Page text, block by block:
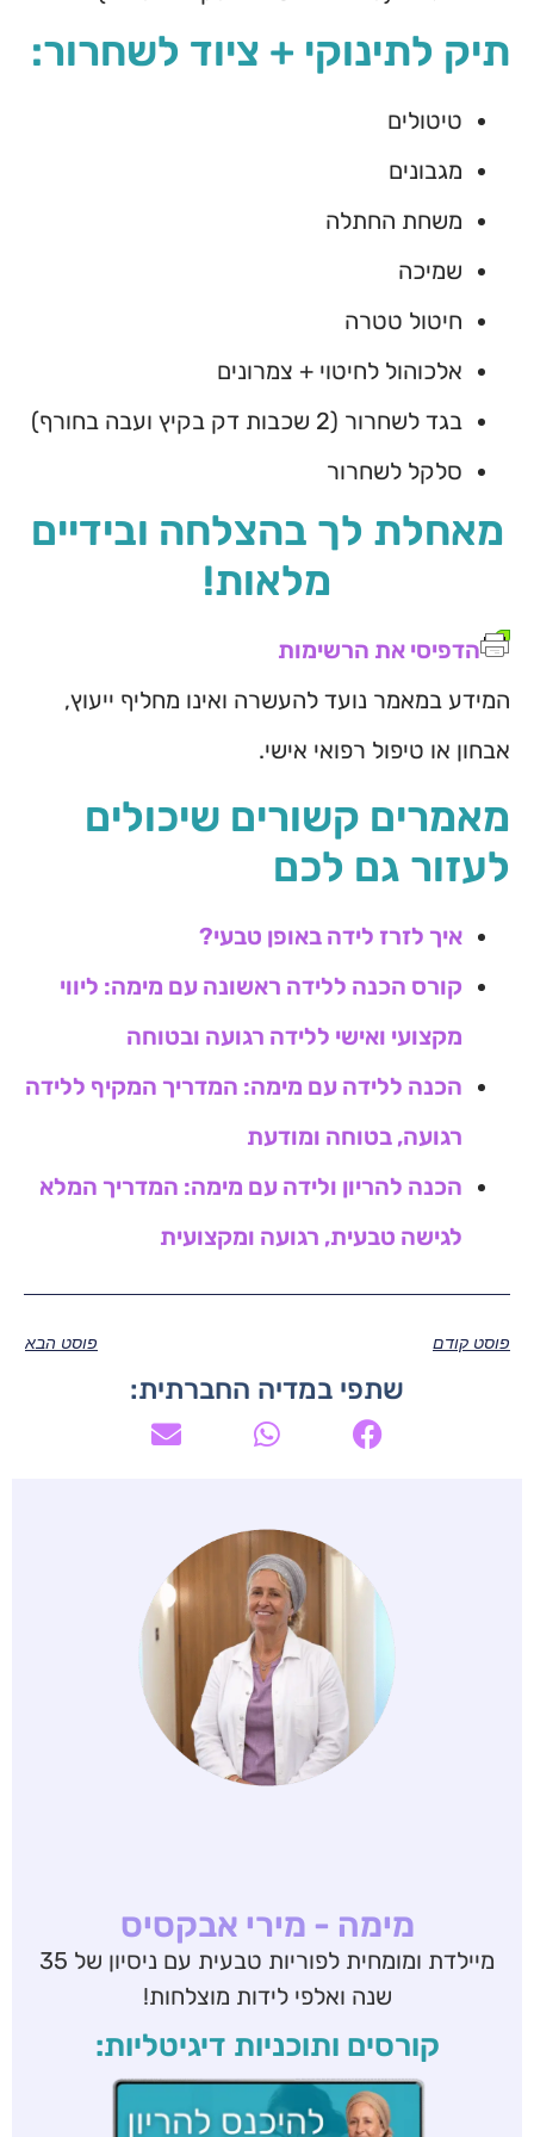
מימה - מירי אבקסיס
מיילדת ומומחית לפוריות טבעית עם ניסיון של 35
שנה ואלפי לידות מוצלחות!
קורסים ותוכניות דיגיטליות:
תיק לתינוקי + ציוד לשחרור:
טיטולים
מגבונים
משחת החתלה
שמיכה
חיטול טטרה
אלכוהול לחיטוי + צמרונים
בגד לשחרור (2 שכבות דק בקיץ ועבה בחורף)
סלקל לשחרור
מאחלת לך בהצלחה ובידיים
מלאות!
הדפיסי את הרשימות
המידע במאמר נועד להעשרה ואינו מחליף ייעוץ,
אבחון או טיפול רפואי אישי.
מאמרים קשורים שיכולים
לעזור גם לכם
איך לזרז לידה באופן טבעי?
קורס הכנה ללידה ראשונה עם מימה: ליווי
מקצועי ואישי ללידה רגועה ובטוחה
הכנה ללידה עם מימה: המדריך המקיף ללידה
רגועה, בטוחה ומודעת
הכנה להריון ולידה עם מימה: המדריך המלא
לגישה טבעית, רגועה ומקצועית
פוסט קודם פוסט הבא
שתפי במדיה החברתית: